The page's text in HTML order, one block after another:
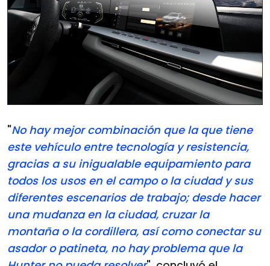
"No hay mejor combinación que la que tiene
este vehículo entre tecnología y resistencia,
gracias a su inigualable equipamiento para
todos los usos en el campo o la ciudad y sus
diferentes escenarios de trabajo; desde hacer
una mudanza en la ciudad, cruzar la
montaña o la cordillera, así como conectar su
asador o patineta, no hay problema que la